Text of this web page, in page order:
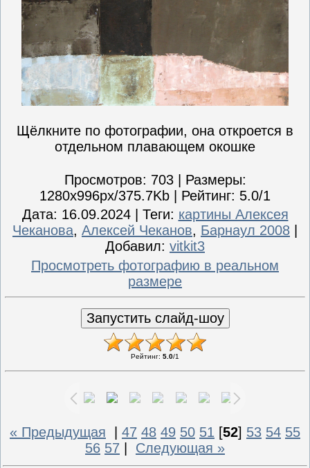
Щёлкните по фотографии, она откроется в
отдельном плавающем окошке
Просмотров: 703 | Размеры:
1280x996px/375.7Kb | Рейтинг: 5.0/1
Дата: 16.09.2024 | Теги: картины Алексея
Чеканова, Алексей Чеканов, Барнаул 2008
Добавил: vitkit3
Просмотреть фотографию в реальном
размере
Рейтинг: 5.0/1
« Предыдущая 47 48 49 50 51 [52] 53 54 55
56 57 Следующая »